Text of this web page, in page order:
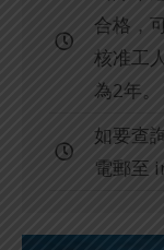
合格，
核准工
為2年。
如要查
電郵至